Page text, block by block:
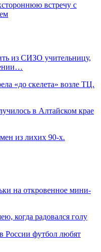
встречу с
из СИЗО учительницу,
«до скелета» возле ТЦ.
в Алтайском крае
из лихих 90-х.
на откровенное мини-
когда радовался голу
России футбол любят